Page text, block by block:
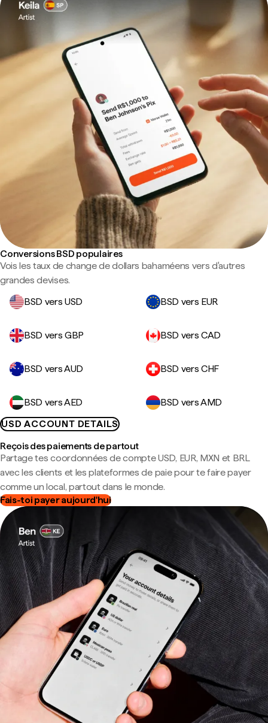
Conversions BSD populaires
Vois les taux de change de dollars bahaméens vers d'autres
grandes devises.
BSD vers USD
BSD vers EUR
BSD vers GBP BSD vers CAD
BSD vers AUD BSD vers CHF
BSD vers AED
BSD vers AMD
USD ACCOUNT DETAILS
Reçois des paiements de partout
Partage tes coordonnées de compte USD, EUR, MXN et BRL
avec les clients et les plateformes de paie pour te faire payer
comme un local, partout dans le monde.
Fais-toi payer aujourd'hui